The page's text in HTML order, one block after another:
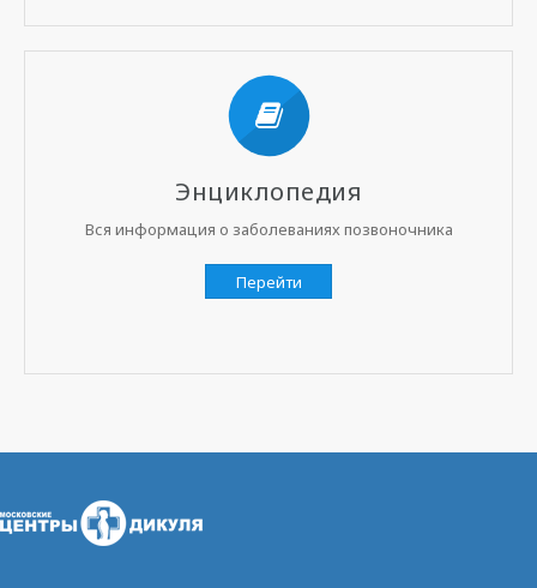
Энциклопедия
Вся информация о заболеваниях позвоночника
Перейти